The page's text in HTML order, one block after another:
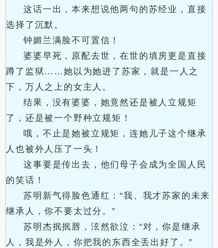
这话一出，本来想说他两句的苏经业，直接
选择了沉默。
钟媚兰满脸不可置信！
婆婆早死，原配去世，在世的填房更是直接
蹲了监狱……她以为她进了苏家，就是一人之
下，万人之上的女主人。
结果，没有婆婆，她竟然还是被人立规矩
了，还是被一个野种立规矩！
哦，不止是她被立规矩，连她儿子这个继承
人也被外人压了一头！
这事要是传出去，他们母子会成为全国人民
的笑话！
苏明新气得脸色通红：“我、我才苏家的未来
继承人，你不要太过分。”
苏明杰抿抿唇，泫然欲泣：“对，你是继承
人，我是外人，你把我的东西全丢出好了。”